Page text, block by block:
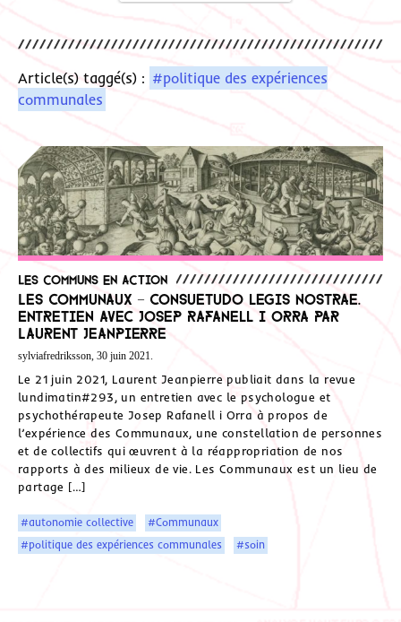
Article(s) taggé(s) : #politique des expériences
communales
Les communs en action
Les Communaux – Consuetudo legis nostrae.
Entretien avec Josep Rafanell i Orra par
Laurent Jeanpierre
sylviafredriksson, 30 juin 2021.
Le 21 juin 2021, Laurent Jeanpierre publiait dans la revue
lundimatin#293, un entretien avec le psychologue et
psychothérapeute Josep Rafanell i Orra à propos de
l’expérience des Communaux, une constellation de personnes
et de collectifs qui œuvrent à la réappropriation de nos
rapports à des milieux de vie. Les Communaux est un lieu de
partage […]
#autonomie collective
#Communaux
#politique des expériences communales
#soin